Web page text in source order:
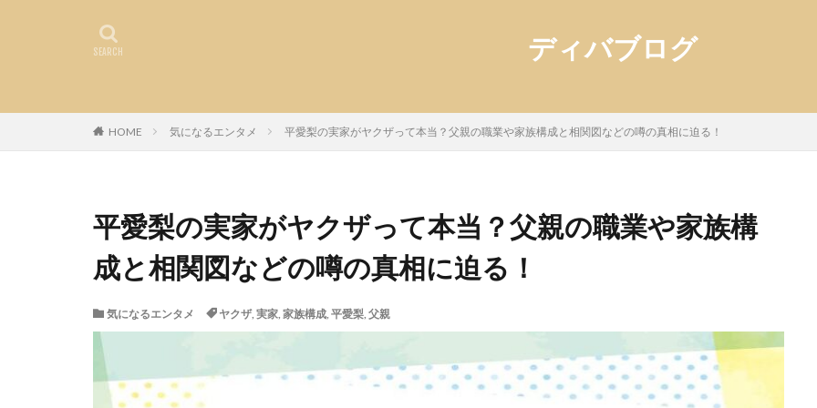
ディバブログ
HOME 気になるエンタメ 平愛梨の実家がヤクザって本当？父親の職業や家族構成と相関図などの噂の真相に迫る！
平愛梨の実家がヤクザって本当？父親の職業や家族構
成と相関図などの噂の真相に迫る！
気になるエンタメ ヤクザ, 実家, 家族構成, 平愛梨, 父親